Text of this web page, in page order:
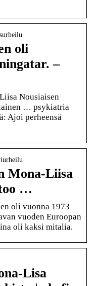
oli
–
Nousiaisen
… psykiatria
Ajoi perheensä
Mona-Liisa
…
oli vuonna 1973
vuoden Euroopan
oli kaksi mitalia.
Lisa